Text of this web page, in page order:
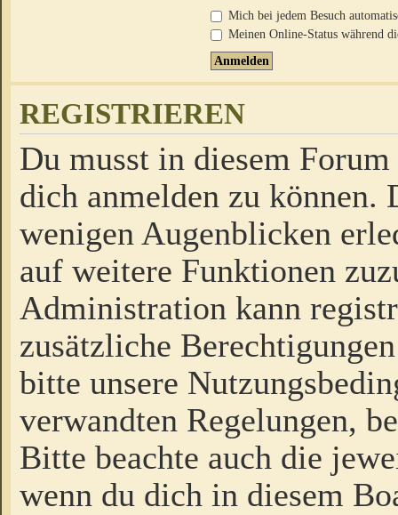
Mich bei jedem Besuch
Meinen Online-Status während
REGISTRIEREN
Du musst in diesem
dich anmelden zu
wenigen Augenblicken
auf weitere Funktionen
Administration kann
zusätzliche
bitte unsere
verwandten Regelungen,
Bitte beachte auch die
wenn du dich in diesem